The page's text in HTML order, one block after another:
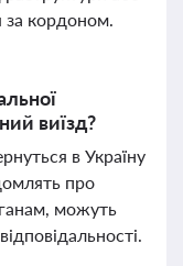
за кордоном.
виїзд?
в Україну
про
можуть